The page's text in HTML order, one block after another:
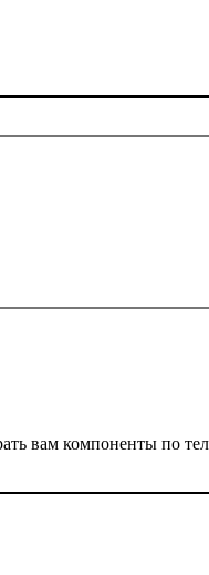
вам компоненты по